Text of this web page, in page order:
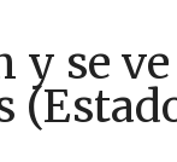
y se ve